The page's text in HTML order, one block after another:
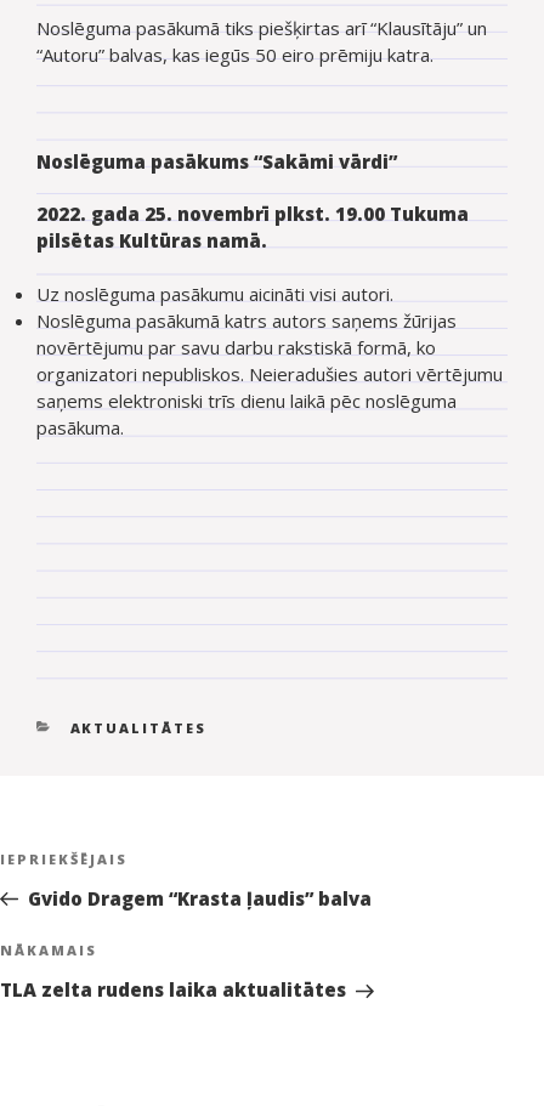
Noslēguma pasākumā tiks piešķirtas arī “Klausītāju” un
“Autoru” balvas, kas iegūs 50 eiro prēmiju katra.
Noslēguma pasākums “Sakāmi vārdi”
2022. gada 25. novembrī plkst. 19.00 Tukuma
pilsētas Kultūras namā.
Uz noslēguma pasākumu aicināti visi autori.
Noslēguma pasākumā katrs autors saņems žūrijas
novērtējumu par savu darbu rakstiskā formā, ko
organizatori nepubliskos. Neieradušies autori vērtējumu
saņems elektroniski trīs dienu laikā pēc noslēguma
pasākuma.
KATEGORIJAS
AKTUALITĀTES
Ziņu
izvēlne
Iepriekšējā
ziņa:
IEPRIEKŠĒJAIS
Gvido Dragem “Krasta ļaudis” balva
Nākamā
ziņa
NĀKAMAIS
TLA zelta rudens laika aktualitātes